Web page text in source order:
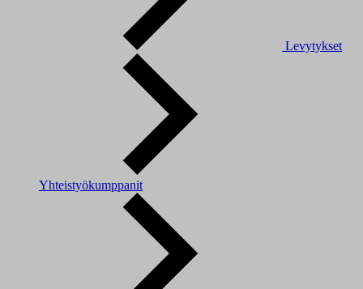
Levytykset
Yhteistyökumppanit